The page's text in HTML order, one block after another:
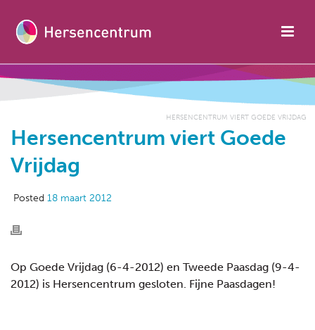
HERSENCENTRUM VIERT GOEDE VRIJDAG
Hersencentrum viert Goede
Vrijdag
Posted 18 maart 2012
Op Goede Vrijdag (6-4-2012) en Tweede Paasdag (9-4-
2012) is Hersencentrum gesloten. Fijne Paasdagen!